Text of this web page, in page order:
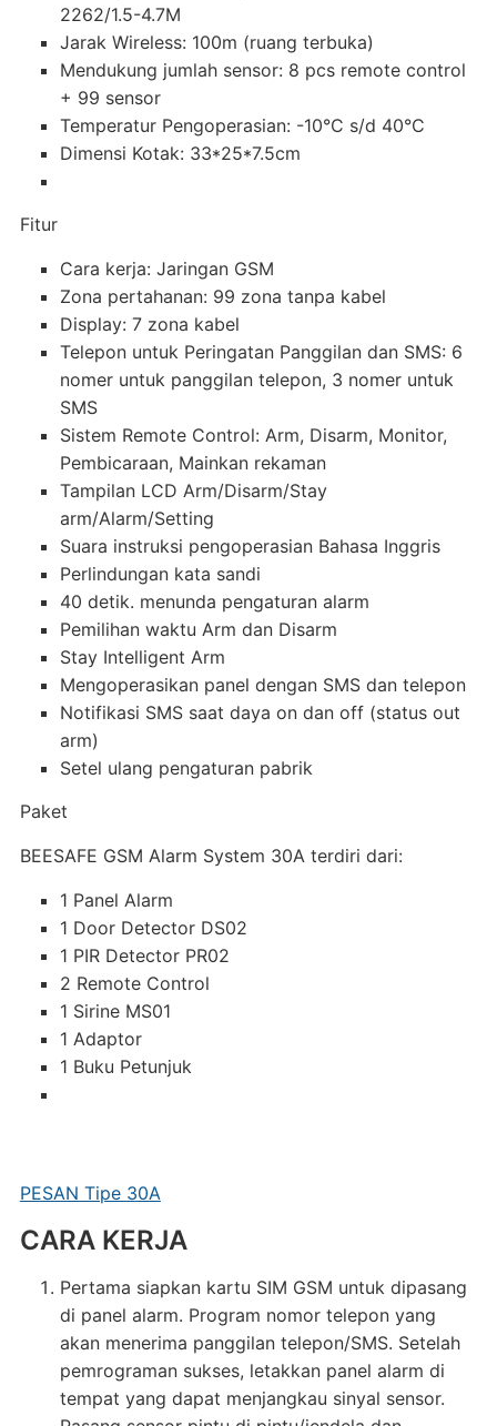
2262/1.5-4.7M
Jarak Wireless: 100m (ruang terbuka)
Mendukung jumlah sensor: 8 pcs remote control
+ 99 sensor
Temperatur Pengoperasian: -10°C s/d 40°C
Dimensi Kotak: 33*25*7.5cm
Fitur
Cara kerja: Jaringan GSM
Zona pertahanan: 99 zona tanpa kabel
Display: 7 zona kabel
Telepon untuk Peringatan Panggilan dan SMS: 6
nomer untuk panggilan telepon, 3 nomer untuk
SMS
Sistem Remote Control: Arm, Disarm, Monitor,
Pembicaraan, Mainkan rekaman
Tampilan LCD Arm/Disarm/Stay
arm/Alarm/Setting
Suara instruksi pengoperasian Bahasa Inggris
Perlindungan kata sandi
40 detik. menunda pengaturan alarm
Pemilihan waktu Arm dan Disarm
Stay Intelligent Arm
Mengoperasikan panel dengan SMS dan telepon
Notifikasi SMS saat daya on dan off (status out
arm)
Setel ulang pengaturan pabrik
Paket
BEESAFE GSM Alarm System 30A terdiri dari:
1 Panel Alarm
1 Door Detector DS02
1 PIR Detector PR02
2 Remote Control
1 Sirine MS01
1 Adaptor
1 Buku Petunjuk
PESAN Tipe 30A
CARA KERJA
Pertama siapkan kartu SIM GSM untuk dipasang
di panel alarm. Program nomor telepon yang
akan menerima panggilan telepon/SMS. Setelah
pemrograman sukses, letakkan panel alarm di
tempat yang dapat menjangkau sinyal sensor.